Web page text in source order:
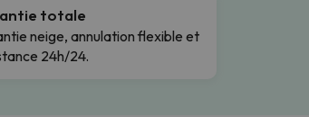
totale
neige, annulation flexible et
24h/24.